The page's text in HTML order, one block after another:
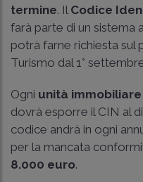
termine. Il Codice
farà parte di un
potrà farne richiesta sul
Turismo dal 1°
Ogni unità immobiliare
dovrà esporre il CIN al
codice andrà in ogni
per la mancata
8.000 euro.